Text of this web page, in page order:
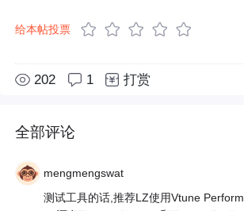
给本帖投票
202 1 打赏
全部评论
mengmengswat
测试工具的话,推荐LZ使用Vtune